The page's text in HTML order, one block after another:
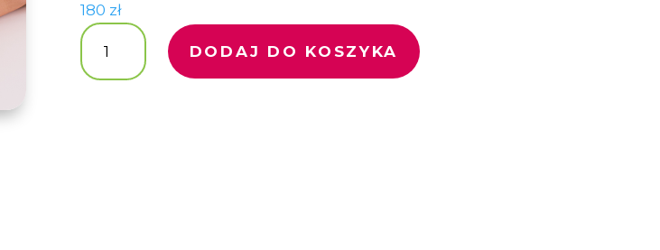
180 zł
ilość
Masaż
gorącymi
DODAJ DO KOSZYKA